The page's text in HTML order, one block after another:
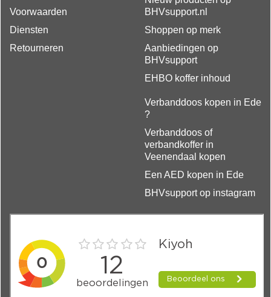
Voorwaarden
Diensten
Retourneren
BHVsupport.nl
Shoppen op merk
Aanbiedingen op
BHVsupport
EHBO koffer inhoud
Verbanddoos kopen in Ede
?
Verbanddoos of
verbandkoffer in
Veenendaal kopen
Een AED kopen in Ede
BHVsupport op instagram